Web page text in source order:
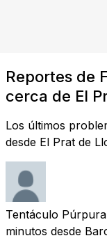
Reportes de
cerca de El
Los últimos
desde El Prat de
Tentáculo Púrpura
minutos desde